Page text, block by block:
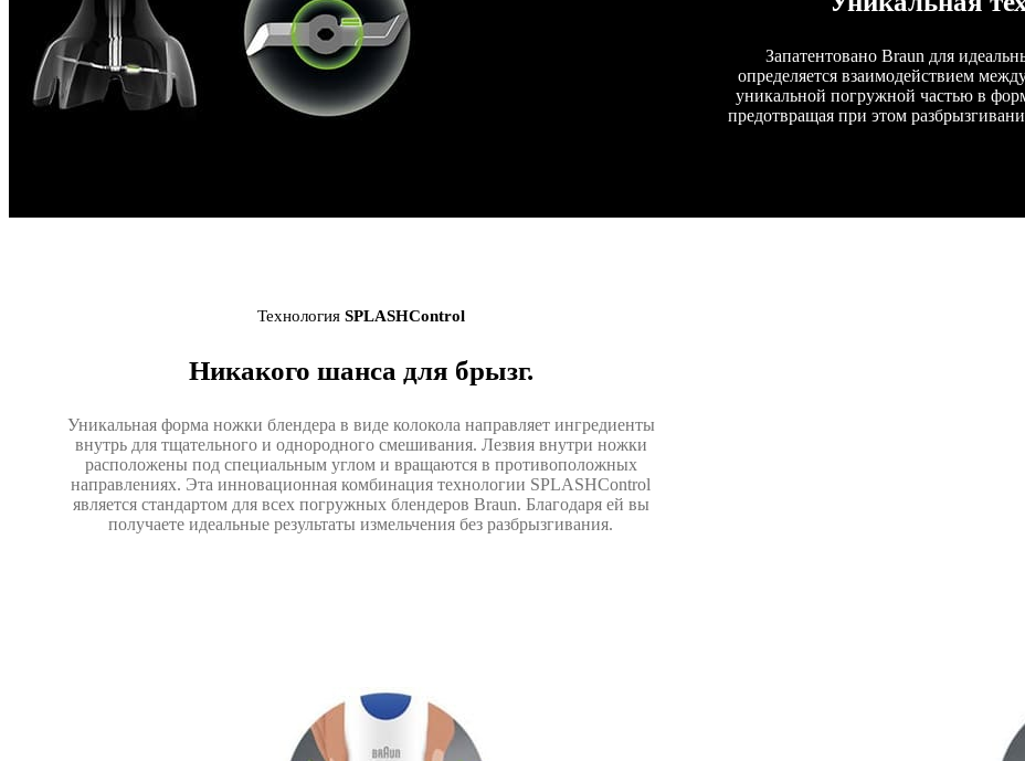
Запатентовано Braun для
определяется взаимодействием
уникальной погружной частью в
предотвращая при этом
Технология SPLASHControl
Никакого шанса для брызг.
Уникальная форма ножки блендера в виде колокола направляет ингредиенты
внутрь для тщательного и однородного смешивания. Лезвия внутри ножки
расположены под специальным углом и вращаются в противоположных
направлениях. Эта инновационная комбинация технологии SPLASHControl
является стандартом для всех погружных блендеров Braun. Благодаря ей вы
получаете идеальные результаты измельчения без разбрызгивания.